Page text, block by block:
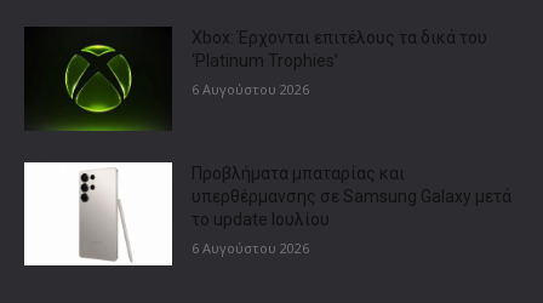
Xbox: Έρχονται επιτέλους τα δικά του
‘Platinum Trophies’
6 Αυγούστου 2026
Προβλήματα μπαταρίας και
υπερθέρμανσης σε Samsung Galaxy μετά
το update Ιουλίου
6 Αυγούστου 2026